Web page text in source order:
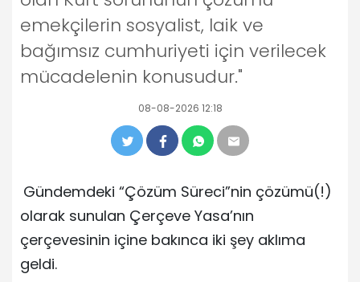
emekçilerin sosyalist, laik ve
bağımsız cumhuriyeti için verilecek
mücadelenin konusudur."
08-08-2026 12:18
Gündemdeki “Çözüm Süreci”nin çözümü(!)
olarak sunulan Çerçeve Yasa’nın
çerçevesinin içine bakınca iki şey aklıma
geldi.